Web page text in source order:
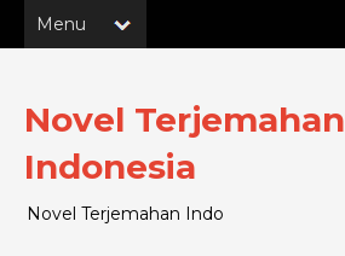
Novel Terjemahan
Indonesia
Novel Terjemahan Indo